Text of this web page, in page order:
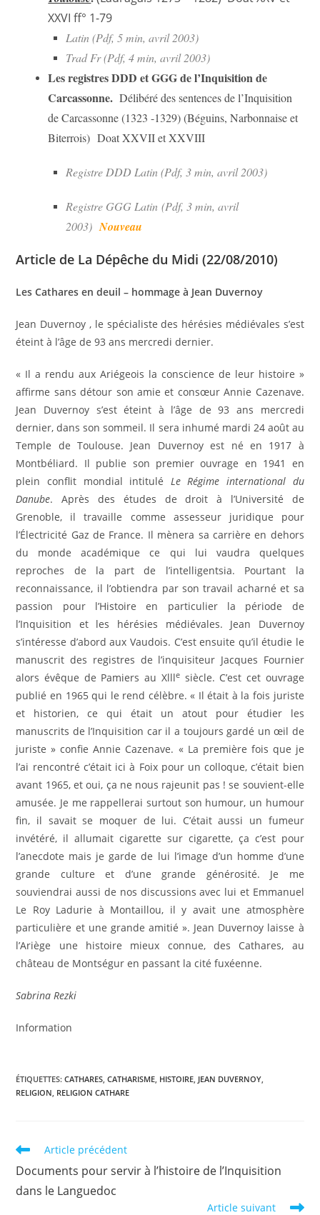
XXVI ff° 1-79
Latin (Pdf, 5 min, avril 2003)
Trad Fr(Pdf, 4 min, avril 2003)
Les registres DDD et GGG de l’Inquisition de
Carcassonne.Délibéré des sentences de l’Inquisition
de Carcassonne (1323 -1329) (Béguins, Narbonnaise et
Biterrois) Doat XXVII et XXVIII
Registre DDD Latin (Pdf, 3 min, avril 2003)
Registre GGG Latin(Pdf, 3 min, avril
2003)Nouveau
Article de La Dépêche du Midi (22/08/2010)
Les Cathares en deuil – hommage à Jean Duvernoy
Jean Duvernoy , le spécialiste des hérésies médiévales s’est
éteint à l’âge de 93 ans mercredi dernier.
« Il a rendu aux Ariégeois la conscience de leur histoire »
affirme sans détour son amie et consœur Annie Cazenave.
Jean Duvernoy s’est éteint à l’âge de 93 ans mercredi
dernier, dans son sommeil. Il sera inhumé mardi 24 août au
Temple de Toulouse. Jean Duvernoy est né en 1917 à
Montbéliard. Il publie son premier ouvrage en 1941 en
plein conflit mondial intitulé Le Régime international du
Danube. Après des études de droit à l’Université de
Grenoble, il travaille comme assesseur juridique pour
l’Électricité Gaz de France. Il mènera sa carrière en dehors
du monde académique ce qui lui vaudra quelques
reproches de la part de l’intelligentsia. Pourtant la
reconnaissance, il l’obtiendra par son travail acharné et sa
passion pour l’Histoire en particulier la période de
l’Inquisition et les hérésies médiévales. Jean Duvernoy
s’intéresse d’abord aux Vaudois. C’est ensuite qu’il étudie le
manuscrit des registres de l’inquisiteur Jacques Fournier
alors évêque de Pamiers au Xlllesiècle. C’est cet ouvrage
publié en 1965 qui le rend célèbre. « Il était à la fois juriste
et historien, ce qui était un atout pour étudier les
manuscrits de l’Inquisition car il a toujours gardé un œil de
juriste » confie Annie Cazenave. « La première fois que je
l’ai rencontré c’était ici à Foix pour un colloque, c’était bien
avant 1965, et oui, ça ne nous rajeunit pas ! se souvient-elle
amusée. Je me rappellerai surtout son humour, un humour
fin, il savait se moquer de lui. C’était aussi un fumeur
invétéré, il allumait cigarette sur cigarette, ça c’est pour
l’anecdote mais je garde de lui l’image d’un homme d’une
grande culture et d’une grande générosité. Je me
souviendrai aussi de nos discussions avec lui et Emmanuel
Le Roy Ladurie à Montaillou, il y avait une atmosphère
particulière et une grande amitié ». Jean Duvernoy laisse à
l’Ariège une histoire mieux connue, des Cathares, au
château de Montségur en passant la cité fuxéenne.
Sabrina Rezki
Information
ÉTIQUETTES:CATHARES, CATHARISME, HISTOIRE, JEAN DUVERNOY,
RELIGION, RELIGION CATHARE
Read
articles
Article précédent
Documents pour servir à l’histoire de l’Inquisition
dans le Languedoc
Article suivant